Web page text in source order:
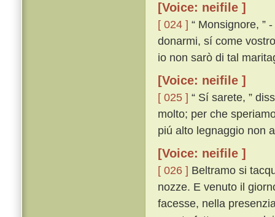
[Voice: neifile ]
[ 024 ] “ Monsignore, ”
donarmi, sí come
io non sarò di tal
[Voice: neifile ]
[ 025 ] “ Sí sarete, ”
molto; per che
piú alto legnaggio non
[Voice: neifile ]
[ 026 ] Beltramo si
nozze. E venuto il
facesse, nella